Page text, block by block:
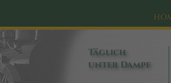
Täglich
unter Dampf